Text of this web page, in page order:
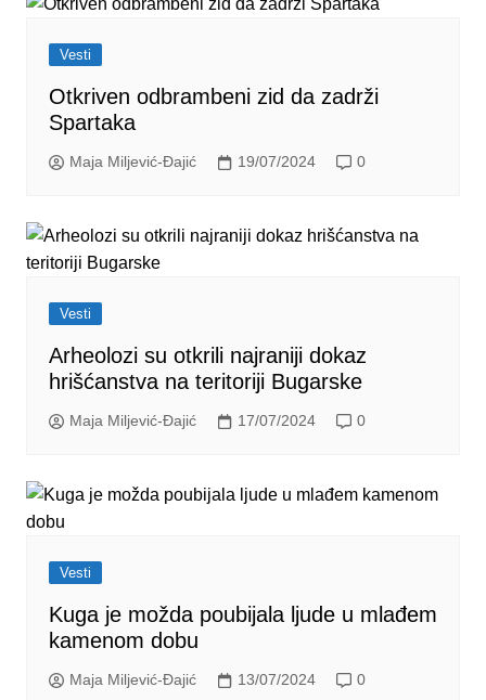
Vesti
Otkriven odbrambeni zid da zadrži
Spartaka
Maja Miljević-Đajić 19/07/2024 0
Vesti
Arheolozi su otkrili najraniji dokaz
hrišćanstva na teritoriji Bugarske
Maja Miljević-Đajić 17/07/2024 0
Vesti
Kuga je možda poubijala ljude u mlađem
kamenom dobu
Maja Miljević-Đajić 13/07/2024 0